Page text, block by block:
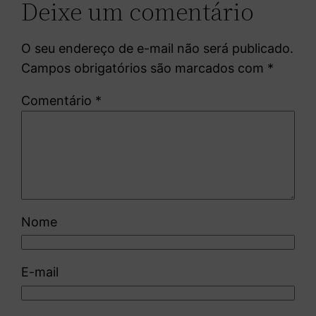
Deixe um comentário
O seu endereço de e-mail não será publicado.
Campos obrigatórios são marcados com *
Comentário *
Nome
E-mail